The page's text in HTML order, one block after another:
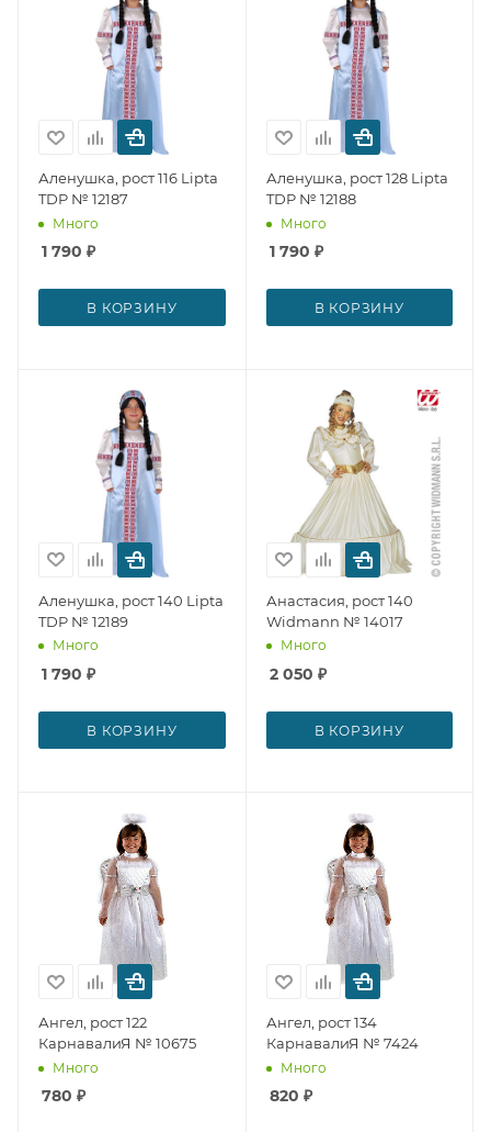
Аленушка, рост 116 Lipta
TDP № 12187
Много
1 790 ₽
В КОРЗИНУ
Аленушка, рост 128 Lipta
TDP № 12188
Много
1 790 ₽
В КОРЗИНУ
Аленушка, рост 140 Lipta
TDP № 12189
Много
1 790 ₽
В КОРЗИНУ
Анастасия, рост 140
Widmann № 14017
Много
2 050 ₽
В КОРЗИНУ
Ангел, рост 122
КарнавалиЯ № 10675
Много
780 ₽
Ангел, рост 134
КарнавалиЯ № 7424
Много
820 ₽